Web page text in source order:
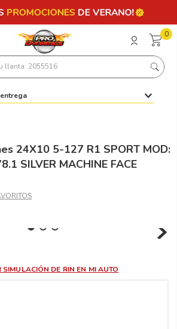
0
tu llanta: 2055516
24X10 5-127 R1 SPORT MOD:
SILVER MACHINE FACE
SIMULACIÓN DE RIN EN MI AUTO
Términos más buscados
3.225
6 205
8. 195 65 15